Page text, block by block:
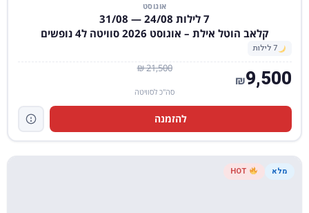
אוגוסט
7 לילות 24/08 — 31/08
קלאב הוטל אילת – אוגוסט 2026 סוויטה ל4 נופשים
7 לילות
21,500 ₪ 9,500
₪
סה"כ לסוויטה
להזמנה
מלא